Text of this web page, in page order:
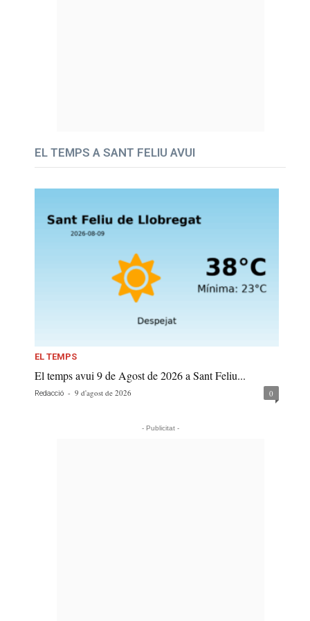
EL TEMPS A SANT FELIU AVUI
EL TEMPS
El temps avui 9 de Agost de 2026 a Sant Feliu...
Redacció - 9 d'agost de 2026 0
- Publicitat -